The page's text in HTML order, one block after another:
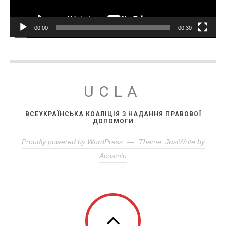
00:00 00:30
UCLA
ВСЕУКРАЇНСЬКА КОАЛІЦІЯ З НАДАННЯ ПРАВОВОЇ
ДОПОМОГИ
Proudly powered by WordPress —
Theme: JustWrite by
Acosmin